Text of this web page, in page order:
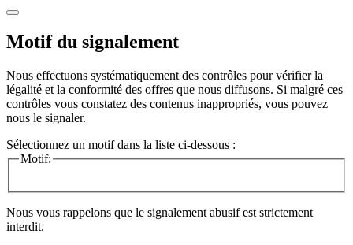
Motif du signalement
Nous effectuons systématiquement des contrôles pour vérifier la
légalité et la conformité des offres que nous diffusons. Si malgré ces
contrôles vous constatez des contenus inappropriés, vous pouvez
nous le signaler.
Sélectionnez un motif dans la liste ci-dessous :
Motif:
Nous vous rappelons que le signalement abusif est strictement
interdit.